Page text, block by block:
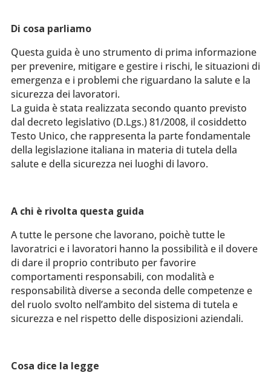
Di cosa parliamo
Questa guida è uno strumento di prima informazione
per prevenire, mitigare e gestire i rischi, le situazioni di
emergenza e i problemi che riguardano la salute e la
sicurezza dei lavoratori.
La guida è stata realizzata secondo quanto previsto
dal decreto legislativo (D.Lgs.) 81/2008, il cosiddetto
Testo Unico, che rappresenta la parte fondamentale
della legislazione italiana in materia di tutela della
salute e della sicurezza nei luoghi di lavoro.
A chi è rivolta questa guida
A tutte le persone che lavorano, poichè tutte le
lavoratrici e i lavoratori hanno la possibilità e il dovere
di dare il proprio contributo per favorire
comportamenti responsabili, con modalità e
responsabilità diverse a seconda delle competenze e
del ruolo svolto nell’ambito del sistema di tutela e
sicurezza e nel rispetto delle disposizioni aziendali.
Cosa dice la legge